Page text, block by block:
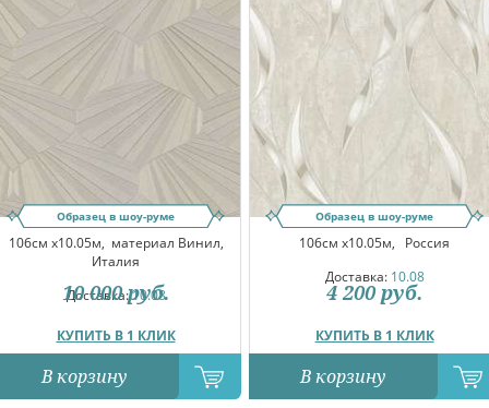
Образец в шоу-руме
106см x10.05м, материал Винил,
Италия
Доставка:10.08
КУПИТЬ В 1 КЛИК
10 000 руб.
В корзину
Образец в шоу-руме
106см x10.05м, Россия
Доставка: 10.08
КУПИТЬ В 1 КЛИК
4 200 руб.
В корзину